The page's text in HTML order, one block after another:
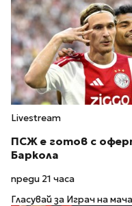
Livestream
ПСЖ е готов с
Баркола
преди 21 часа
Гласувай за Играч на